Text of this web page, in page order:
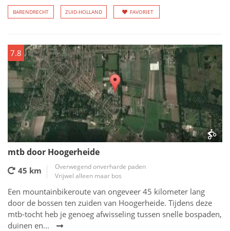
BARENDRECHT ZUID-HOLLAND FAVORIET
7.8
mtb door Hoogerheide
45 km
Overwegend onverharde paden
Vrijwel alleen maar bos
Een mountainbikeroute van ongeveer 45 kilometer lang
door de bossen ten zuiden van Hoogerheide. Tijdens deze
mtb-tocht heb je genoeg afwisseling tussen snelle bospaden,
duinen en...